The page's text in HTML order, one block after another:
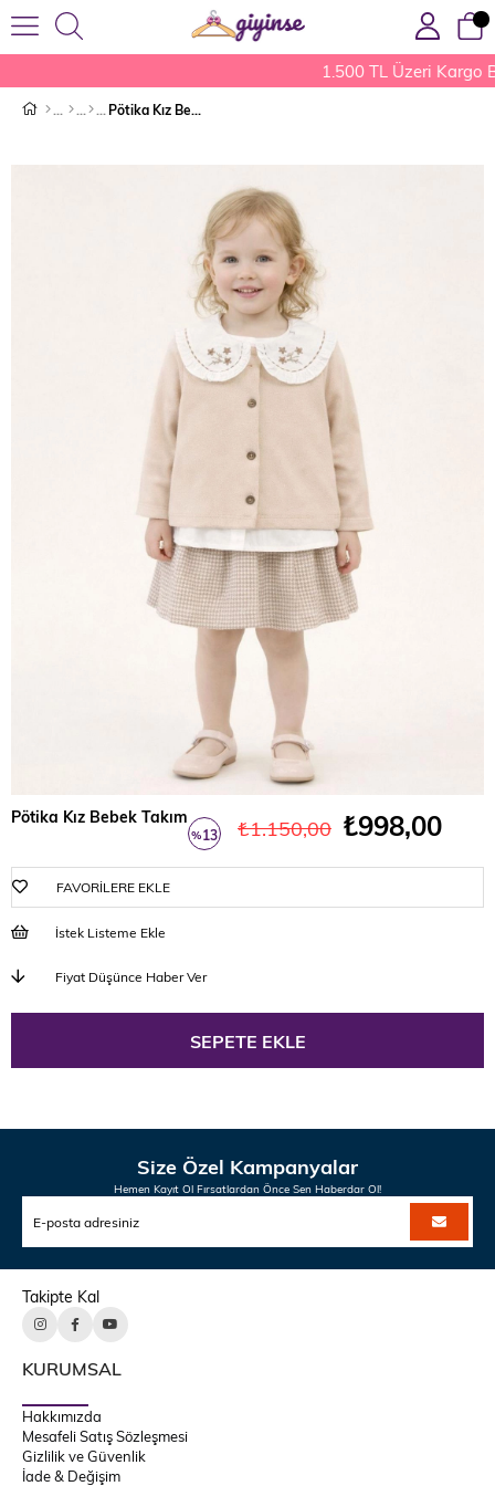
1.500 TL Üzeri Kargo
Pötika Kız Bebek Takım
Pötika Kız Bebek Takım
%13
İndirim
₺1.150,00 ₺998,00
FAVORILERE EKLE
İstek Listeme Ekle
Fiyat Düşünce Haber Ver
Size Özel Kampanyalar
Hemen Kayıt Ol Fırsatlardan Önce Sen Haberdar Ol!
Takipte Kal
KURUMSAL
Hakkımızda
Mesafeli Satış Sözleşmesi
Gizlilik ve Güvenlik
İade & Değişim